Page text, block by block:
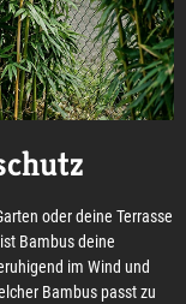
oder deine Terrasse
Bambus deine
im Wind und
Bambus passt zu